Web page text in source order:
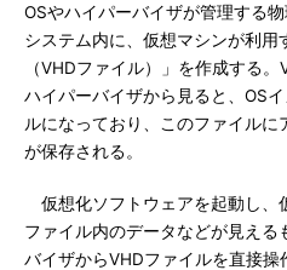
OSやハイパーバイザが管理する
システム内に、仮想マシンが利用
（VHDファイル）」を作成する
ハイパーバイザから見ると、OS
ルになっており、このファイル
が保存される。
仮想化ソフトウェアを起動し、
ファイル内のデータなどが見える
バイザからVHDファイルを直接